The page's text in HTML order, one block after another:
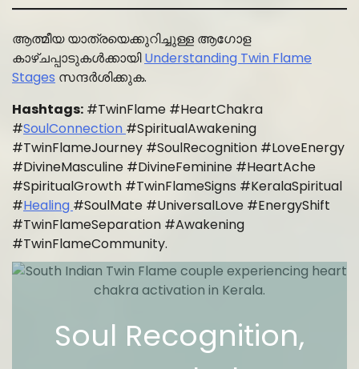
ആത്മീയ യാത്രയെക്കുറിച്ചുള്ള ആഗോള
കാഴ്ചപ്പാടുകൾക്കായിUnderstanding Twin Flame
Stages സന്ദർശിക്കുക.
Hashtags: #TwinFlame #HeartChakra
#SoulConnection #SpiritualAwakening
#TwinFlameJourney #SoulRecognition #LoveEnergy
#DivineMasculine #DivineFeminine #HeartAche
#SpiritualGrowth #TwinFlameSigns #KeralaSpiritual
#Healing #SoulMate #UniversalLove #EnergyShift
#TwinFlameSeparation #Awakening
#TwinFlameCommunity.
Soul Recognition,